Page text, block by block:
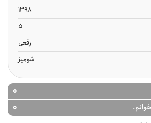
1398
5
رقعی
شومیز
0
0